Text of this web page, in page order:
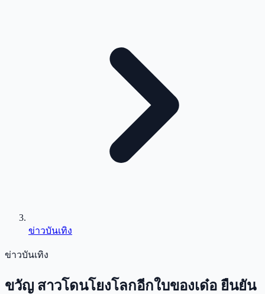
ข่าวบันเทิง
ข่าวบันเทิง
ขวัญ สาวโดนโยงโลกอีกใบของเด๋อ ยืนยัน